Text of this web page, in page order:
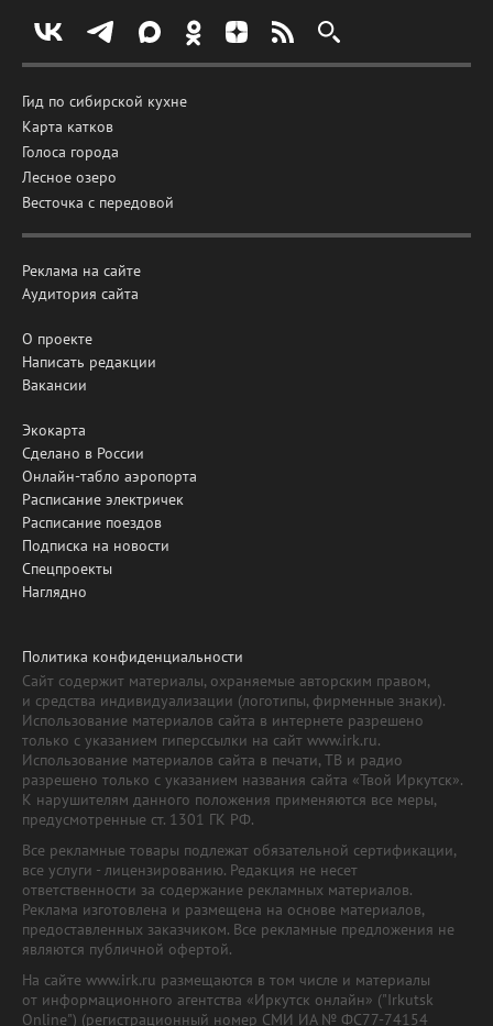
Гид по сибирской кухне
Карта катков
Голоса города
Лесное озеро
Весточка с передовой
Реклама на сайте
Аудитория сайта
О проекте
Написать редакции
Вакансии
Экокарта
Сделано в России
Онлайн-табло аэропорта
Расписание электричек
Расписание поездов
Подписка на новости
Спецпроекты
Наглядно
Политика конфиденциальности
Сайт содержит материалы, охраняемые авторским правом,
и средства индивидуализации (логотипы, фирменные знаки).
Использование материалов сайта в интернете разрешено
только с указанием гиперссылки на сайт www.irk.ru.
Использование материалов сайта в печати, ТВ и радио
разрешено только с указанием названия сайта «Твой Иркутск».
К нарушителям данного положения применяются все меры,
предусмотренные ст. 1301 ГК РФ.
Все рекламные товары подлежат обязательной сертификации,
все услуги - лицензированию. Редакция не несет
ответственности за содержание рекламных материалов.
Реклама изготовлена и размещена на основе материалов,
предоставленных заказчиком. Все рекламные предложения не
являются публичной офертой.
На сайте www.irk.ru размещаются в том числе и материалы
от информационного агентства «Иркутск онлайн» ("Irkutsk
Online") (регистрационный номер СМИ ИА № ФС77-74154